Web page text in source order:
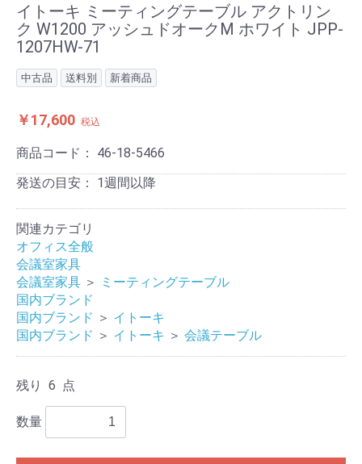
イトーキ ミーティングテーブル アクトリン
ク W1200 アッシュドオークM ホワイト JPP-
1207HW-71
中古品 送料別 新着商品
￥17,600 税込
商品コード： 46-18-5466
発送の目安： 1週間以降
関連カテゴリ
オフィス全般
会議室家具
会議室家具 ＞
ミーティングテーブル
国内ブランド
国内ブランド ＞ イトーキ
国内ブランド ＞ イトーキ ＞ 会議テーブル
残り 6 点
数量